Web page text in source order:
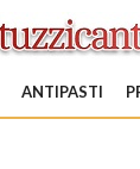
ANTIPASTI